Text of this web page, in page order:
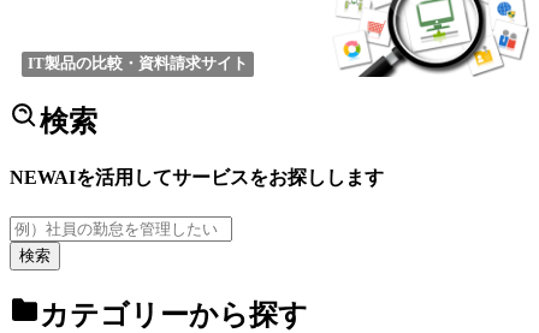
IT製品の比較・資料請求サイト
検索
NEWAIを活用してサービスをお探しします
検索
カテゴリーから探す